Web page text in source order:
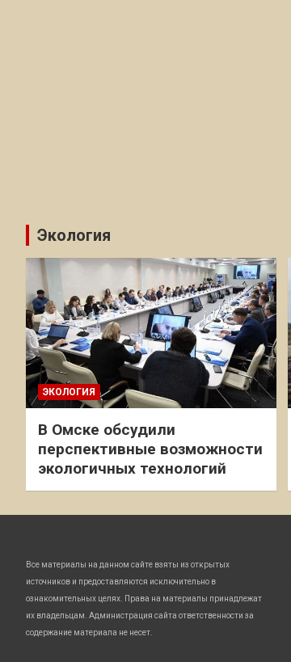
Экология
ЭКОЛОГИЯ
В Омске обсудили
перспективные возможности
экологичных технологий
Все материалы на данном сайте взяты из открытых
источников и предоставляются исключительно в
ознакомительных целях. Права на материалы принадлежат
их владельцам. Администрация сайта ответственности за
содержание материала не несет.